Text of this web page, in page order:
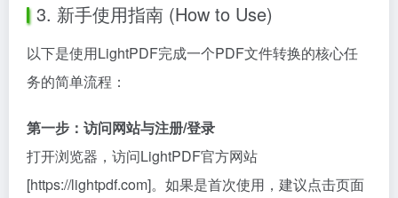
3. 新手使用指南 (How to Use)
以下是使用LightPDF完成一个PDF文件转换的核心任
务的简单流程：
第一步：访问网站与注册/登录
打开浏览器，访问LightPDF官方网站
[https://lightpdf.com]。如果是首次使用，建议点击页面